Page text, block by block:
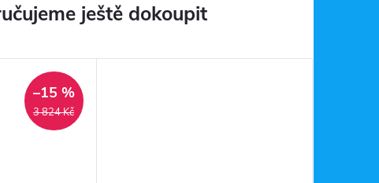
ještě dokoupit
3 824 Kč
–15 %